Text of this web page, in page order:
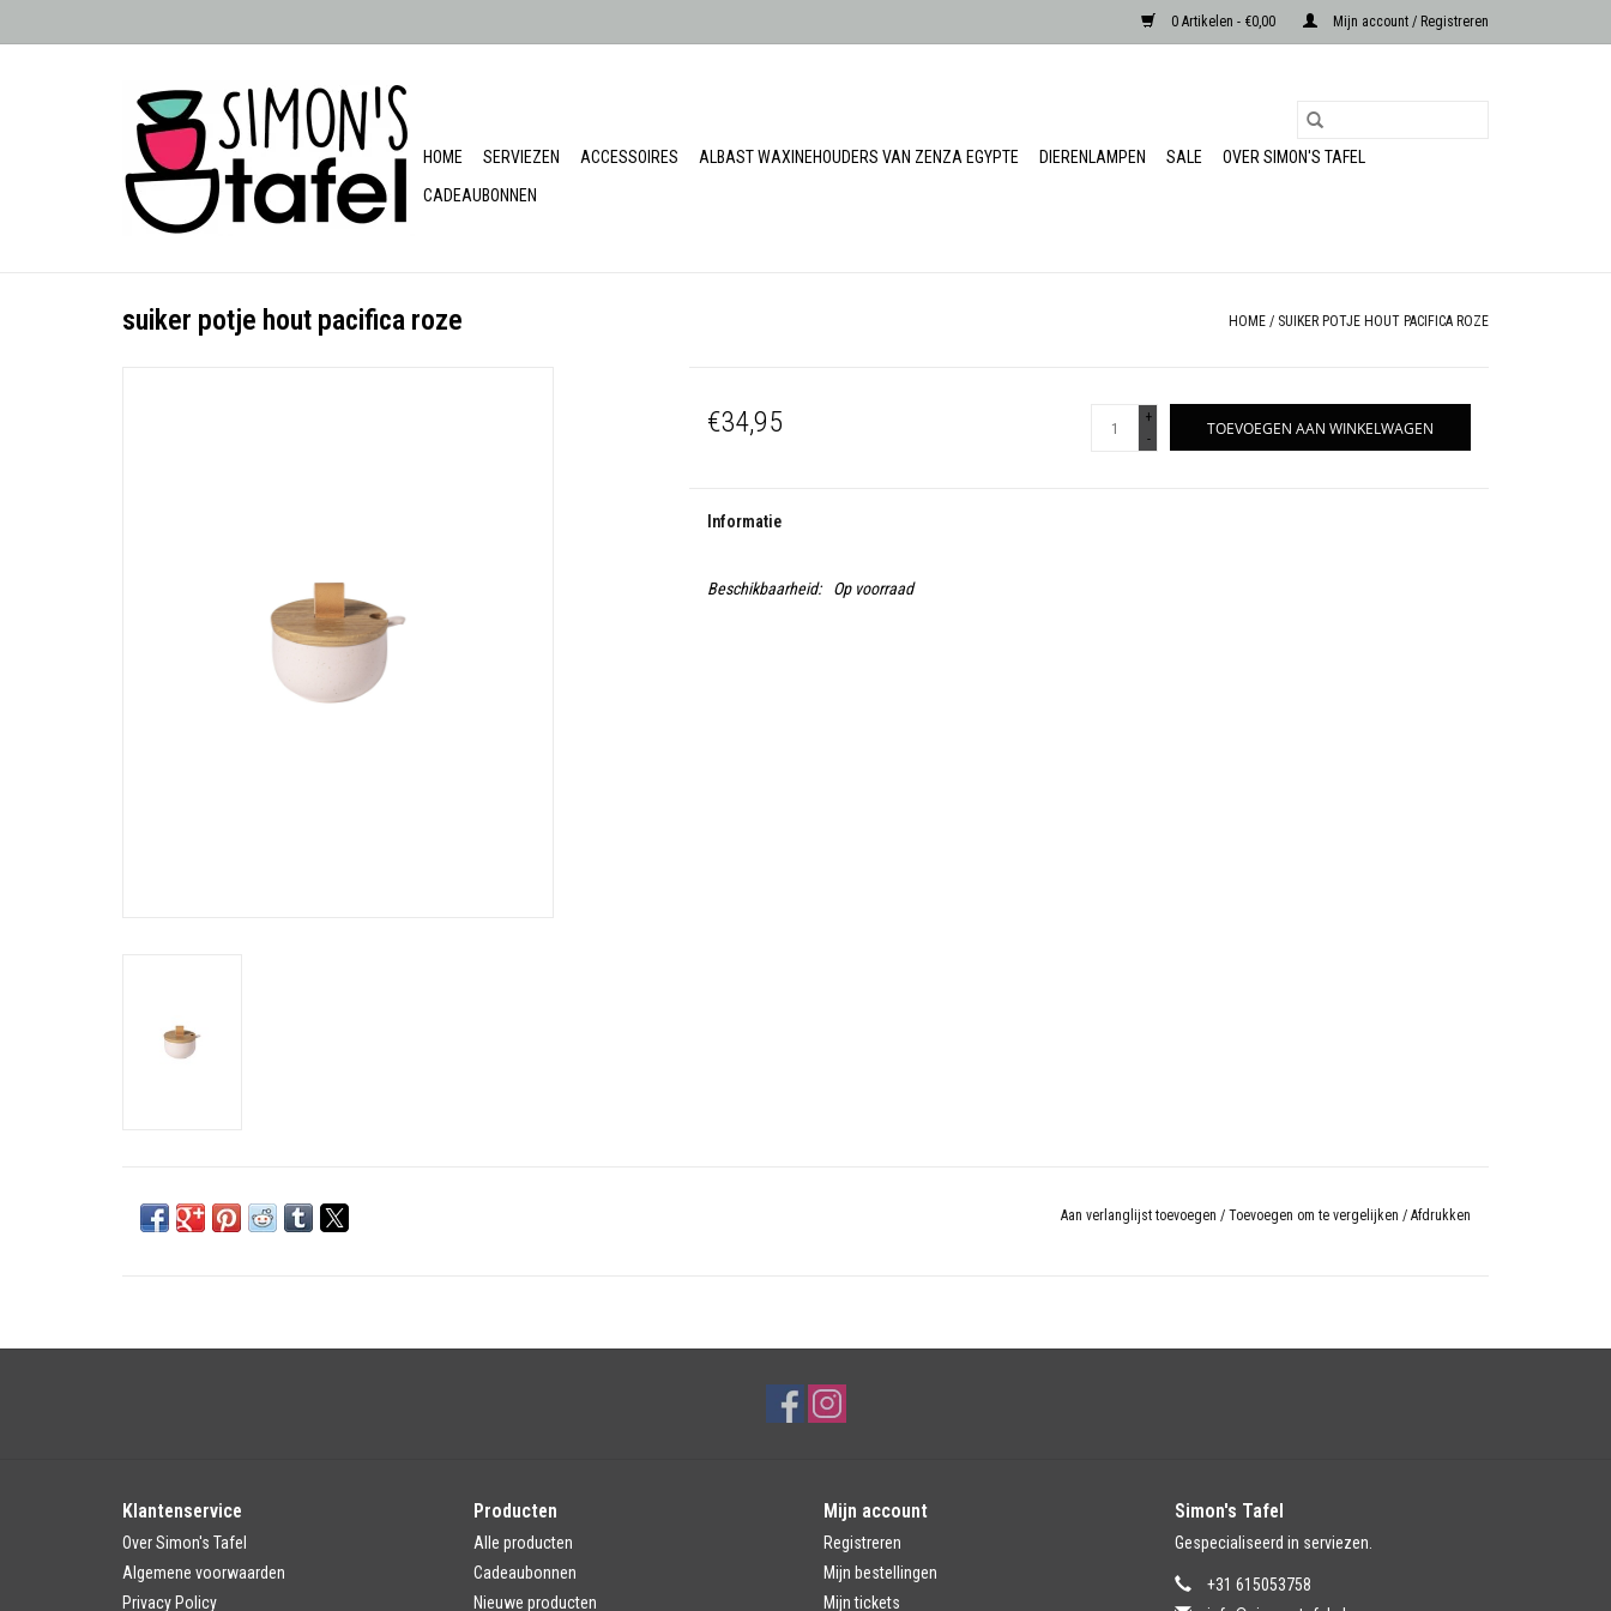
0 Artikelen - €0,00 Mijn account / Registreren
HOME SERVIEZEN ACCESSOIRES ALBAST WAXINEHOUDERS VAN ZENZA EGYPTE DIERENLAMPEN SALE
OVER SIMON'S TAFEL
CADEAUBONNEN
suiker potje hout pacifica roze HOME / SUIKER POTJE HOUT PACIFICA ROZE
€34,95
+
-
TOEVOEGEN AAN WINKELWAGEN
Informatie
Beschikbaarheid: Op voorraad
Aan verlanglijst toevoegen / Toevoegen om te vergelijken / Afdrukken
Klantenservice
Over Simon's Tafel
Algemene voorwaarden
Privacy Policy
Producten
Alle producten
Cadeaubonnen
Nieuwe producten
Mijn account
Registreren
Mijn bestellingen
Mijn tickets
Simon's Tafel
Gespecialiseerd in serviezen.
+31 615053758